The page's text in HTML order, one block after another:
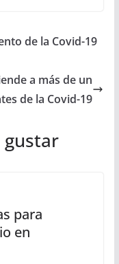
de la Covid-19
a más de un
de la Covid-19
para
en